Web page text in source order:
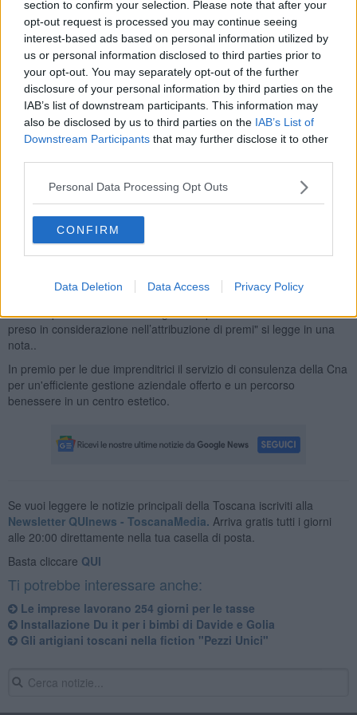
section to confirm your selection. Please note that after your
opt-out request is processed you may continue seeing
interest-based ads based on personal information utilized by
us or personal information disclosed to third parties prior to
your opt-out. You may separately opt-out of the further
disclosure of your personal information by third parties on the
IAB’s list of downstream participants. This information may
also be disclosed by us to third parties on the IAB’s List of
Downstream Participants that may further disclose it to other
Personal Data Processing Opt Outs
CONFIRM
Data Deletion Data Access Privacy Policy
del Centro Italia.
Melissa Giovannini, madre di bambini di 3 anni e quindici mesi è
alla guida insieme ai familiari dell'autocarrozzeria Giovannini, attiva
a Borgo San Lorenzo dal 1972 e giunta alla seconda generazione.
Rosa Schina ha un bimbo di un anno e guida a Firenze la R&D-
delle telecomunicazioni e dell’ingegneria energetica.
Entrambe sono state estratte a sorte tra leoltre 400 candidature
pervenute in Cna a partire dal 13 maggio, Festa della Mamma.
"Cna Impresa Donna ritiene che tutte le madri che lavorano o
ad una mano, indipendentemente dal tipo di lavoro svolto,
dall’originalità dell’attività condotta, dal tasso di innovazione,
dall’occupazione creata o da ogni altro parametro solitamente
preso in considerazione nell’attribuzione di premi" si legge in una
nota..
In premio per le due imprenditrici il servizio di consulenza della Cna
per un'efficiente gestione aziendale offerto e un percorso
benessere in un centro estetico.
Se vuoi leggere le notizie principali della Toscana iscriviti alla
Newsletter QUInews - ToscanaMedia. Arriva gratis tutti i giorni
alle 20:00 direttamente nella tua casella di posta.
Basta cliccare QUI
Ti potrebbe interessare anche:
Le imprese lavorano 254 giorni per le tasse
Installazione Du it per i bimbi di Davide e Golia
Gli artigiani toscani nella fiction "Pezzi Unici"